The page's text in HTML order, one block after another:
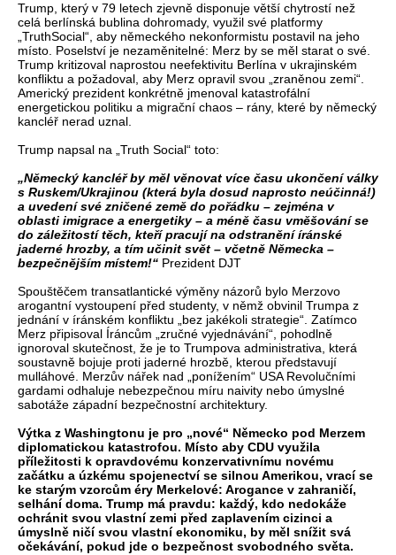
Trump, který v 79 letech zjevně disponuje větší chytrostí než
celá berlínská bublina dohromady, využil své platformy
„TruthSocial“, aby německého nekonformistu postavil na jeho
místo. Poselství je nezaměnitelné: Merz by se měl starat o své.
Trump kritizoval naprostou neefektivitu Berlína v ukrajinském
konfliktu a požadoval, aby Merz opravil svou „zraněnou zemi“.
Americký prezident konkrétně jmenoval katastrofální
energetickou politiku a migrační chaos – rány, které by německý
kancléř nerad uznal.
Trump napsal na „Truth Social“ toto:
„Německý kancléř by měl věnovat více času ukončení války
s Ruskem/Ukrajinou (která byla dosud naprosto neúčinná!)
a uvedení své zničené země do pořádku – zejména v
oblasti imigrace a energetiky – a méně času vměšování se
do záležitostí těch, kteří pracují na odstranění íránské
jaderné hrozby, a tím učinit svět – včetně Německa –
bezpečnějším místem!“ Prezident DJT
Spouštěčem transatlantické výměny názorů bylo Merzovo
arogantní vystoupení před studenty, v němž obvinil Trumpa z
jednání v íránském konfliktu „bez jakékoli strategie“. Zatímco
Merz připisoval Íráncům „zručné vyjednávání“, pohodlně
ignoroval skutečnost, že je to Trumpova administrativa, která
soustavně bojuje proti jaderné hrozbě, kterou představují
mulláhové. Merzův nářek nad „ponížením“ USA Revolučními
gardami odhaluje nebezpečnou míru naivity nebo úmyslné
sabotáže západní bezpečnostní architektury.
Výtka z Washingtonu je pro „nové“ Německo pod Merzem
diplomatickou katastrofou. Místo aby CDU využila
příležitosti k opravdovému konzervativnímu novému
začátku a úzkému spojenectví se silnou Amerikou, vrací se
ke starým vzorcům éry Merkelové: Arogance v zahraničí,
selhání doma. Trump má pravdu: každý, kdo nedokáže
ochránit svou vlastní zemi před zaplavením cizinci a
úmyslně ničí svou vlastní ekonomiku, by měl snížit svá
očekávání, pokud jde o bezpečnost svobodného světa.